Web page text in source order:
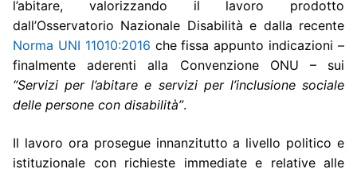
l’abitare, valorizzando il lavoro prodotto
dall’Osservatorio Nazionale Disabilità e dalla recente
Norma UNI 11010:2016 che fissa appunto indicazioni –
finalmente aderenti alla Convenzione ONU – sui
“Servizi per l’abitare e servizi per l’inclusione sociale
delle persone con disabilità”.
Il lavoro ora prosegue innanzitutto a livello politico e
istituzionale con richieste immediate e relative alle